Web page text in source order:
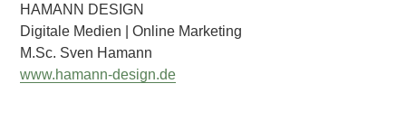
HAMANN DESIGN
Digitale Medien | Online Marketing
M.Sc. Sven Hamann
www.hamann-design.de